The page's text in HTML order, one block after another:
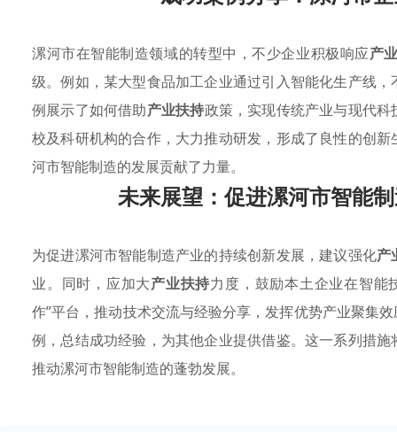
漯河市在智能制造领域的转型中，不少企业积极响应产
级。例如，某大型食品加工企业通过引入智能化生产线
例展示了如何借助产业扶持政策，实现传统产业与现代
校及科研机构的合作，大力推动研发，形成了良性的创
河市智能制造的发展贡献了力量。
未来展望：促进漯河市智能
为促进漯河市智能制造产业的持续创新发展，建议强化产
业。同时，应加大产业扶持力度，鼓励本土企业在智能
作”平台，推动技术交流与经验分享，发挥优势产业聚集
例，总结成功经验，为其他企业提供借鉴。这一系列措
推动漯河市智能制造的蓬勃发展。